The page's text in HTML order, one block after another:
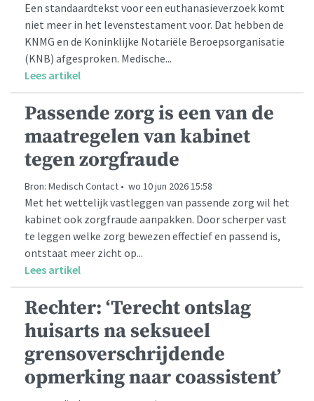
Een standaardtekst voor een euthanasieverzoek komt
niet meer in het levenstestament voor. Dat hebben de
KNMG en de Koninklijke Notariële Beroepsorganisatie
(KNB) afgesproken. Medische...
Lees artikel
Passende zorg is een van de
maatregelen van kabinet
tegen zorgfraude
Bron: Medisch Contact • wo 10 jun 2026 15:58
Met het wettelijk vastleggen van passende zorg wil het
kabinet ook zorgfraude aanpakken. Door scherper vast
te leggen welke zorg bewezen effectief en passend is,
ontstaat meer zicht op...
Lees artikel
Rechter: ‘Terecht ontslag
huisarts na seksueel
grensoverschrijdende
opmerking naar coassistent’